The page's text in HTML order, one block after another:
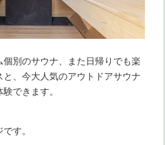
別のサウナ、また日帰りでも楽
と、今大人気のアウトドアサウナ
できます。
す。